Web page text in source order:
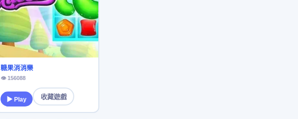
糖果消消樂
👁 156088
▶ Play 收藏遊戲